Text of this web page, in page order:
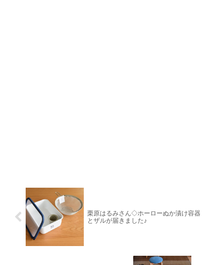
栗原はるみさん◇ホーローぬか漬け容器
とザルが届きました♪